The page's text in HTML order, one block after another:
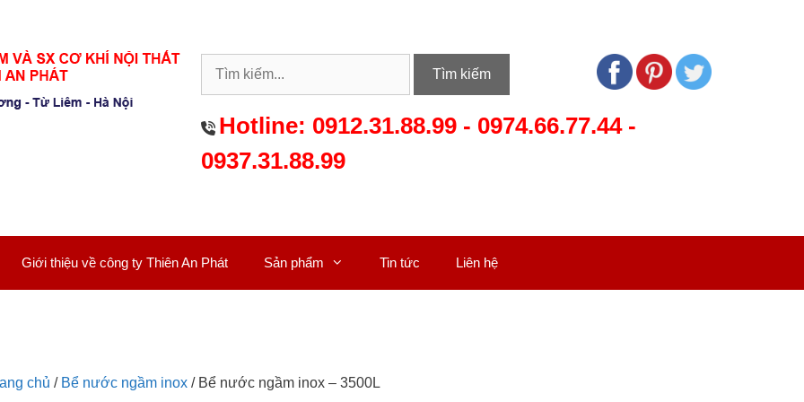
Tìm kiếm
Hotline: 0912.31.88.99 - 0974.66.77.44-
0937.31.88.99
Giới thiệu về công ty Thiên An Phát Sản phẩm Tin tức Liên hệ
chủ / Bể nước ngầm inox / Bể nước ngầm inox – 3500L